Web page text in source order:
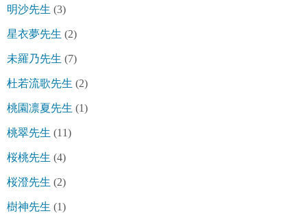
明沙先生 (3)
星衣夢先生 (2)
未羅乃先生 (7)
杜若流歌先生 (2)
桃園凛夏先生 (1)
桃翠先生 (11)
桜桃先生 (4)
桜澄先生 (2)
樹神先生 (1)